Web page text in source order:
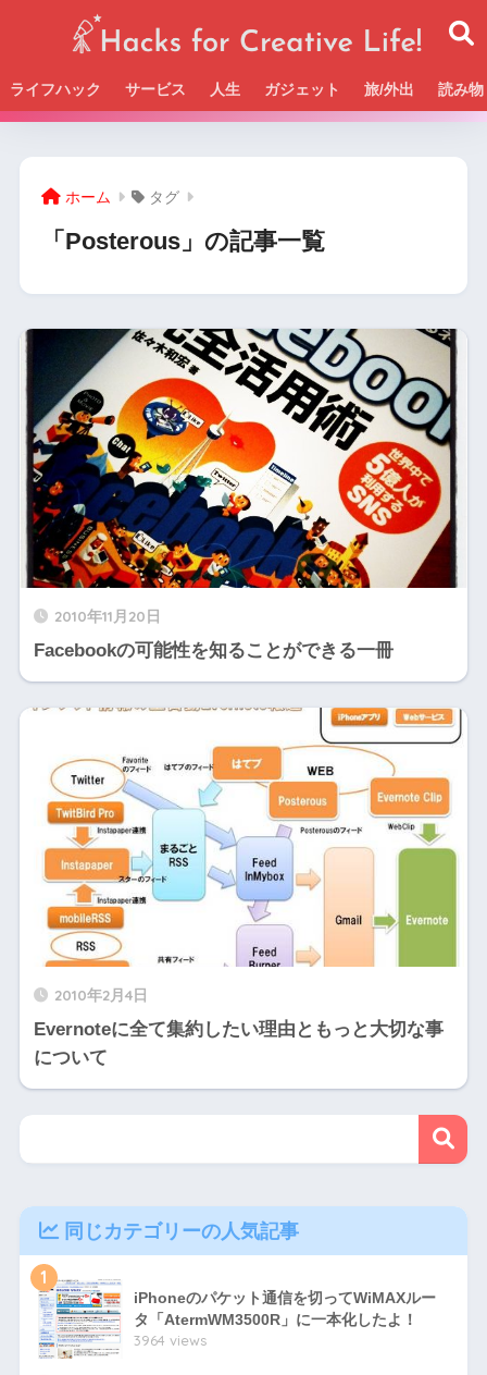
ライフハック サービス 人生 ガジェット 旅/外出 読み物
Beckの活動＆SNSまとめはこちら
ホーム タグ
「Posterous」の記事一覧
2010年11月20日
Facebookの可能性を知ることができる一冊
2010年2月4日
Evernoteに全て集約したい理由ともっと大切な事
について
同じカテゴリーの人気記事
1
iPhoneのパケット通信を切ってWiMAXルー
タ「AtermWM3500R」に一本化したよ！
3964 views